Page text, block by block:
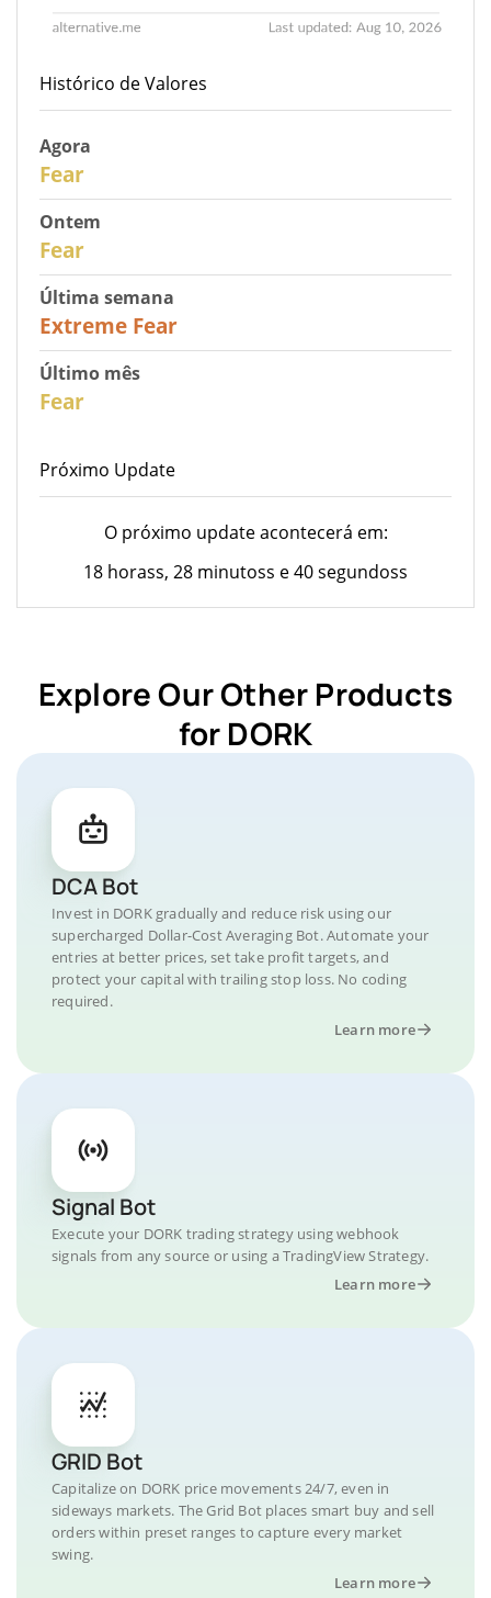
Histórico de Valores
Agora
Fear
Ontem
Fear
Última semana
Extreme Fear
Último mês
Fear
Próximo Update
O próximo update acontecerá em:
18 horass, 28 minutoss e 40 segundoss
Explore Our Other Products
for DORK
DCA Bot
Invest in DORK gradually and reduce risk using our
supercharged Dollar-Cost Averaging Bot. Automate your
entries at better prices, set take profit targets, and
protect your capital with trailing stop loss. No coding
required.
Learn more
Signal Bot
Execute your DORK trading strategy using webhook
signals from any source or using a TradingView Strategy.
Learn more
GRID Bot
Capitalize on DORK price movements 24/7, even in
sideways markets. The Grid Bot places smart buy and sell
orders within preset ranges to capture every market
swing.
Learn more